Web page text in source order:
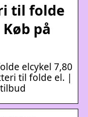
til folde
på
elcykel 7,80
til folde el. |